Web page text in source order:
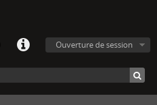
Ouverture de session